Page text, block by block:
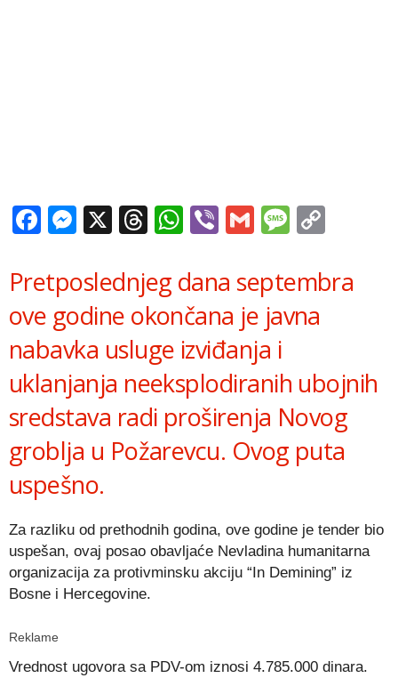
Facebook
Messenger
X Threads
WhatsApp
ViberGmail
Pretposlednjeg dana septembra
ove godine okončana je javna
nabavka usluge izviđanja i
uklanjanja neeksplodiranih ubojnih
sredstava radi proširenja Novog
groblja u Požarevcu. Ovog puta
uspešno.
Za razliku od prethodnih godina, ove godine je tender bio
uspešan, ovaj posao obavljaće Nevladina humanitarna
organizacija za protivminsku akciju “In Demining” iz
Bosne i Hercegovine.
Reklame
Vrednost ugovora sa PDV-om iznosi 4.785.000 dinara.